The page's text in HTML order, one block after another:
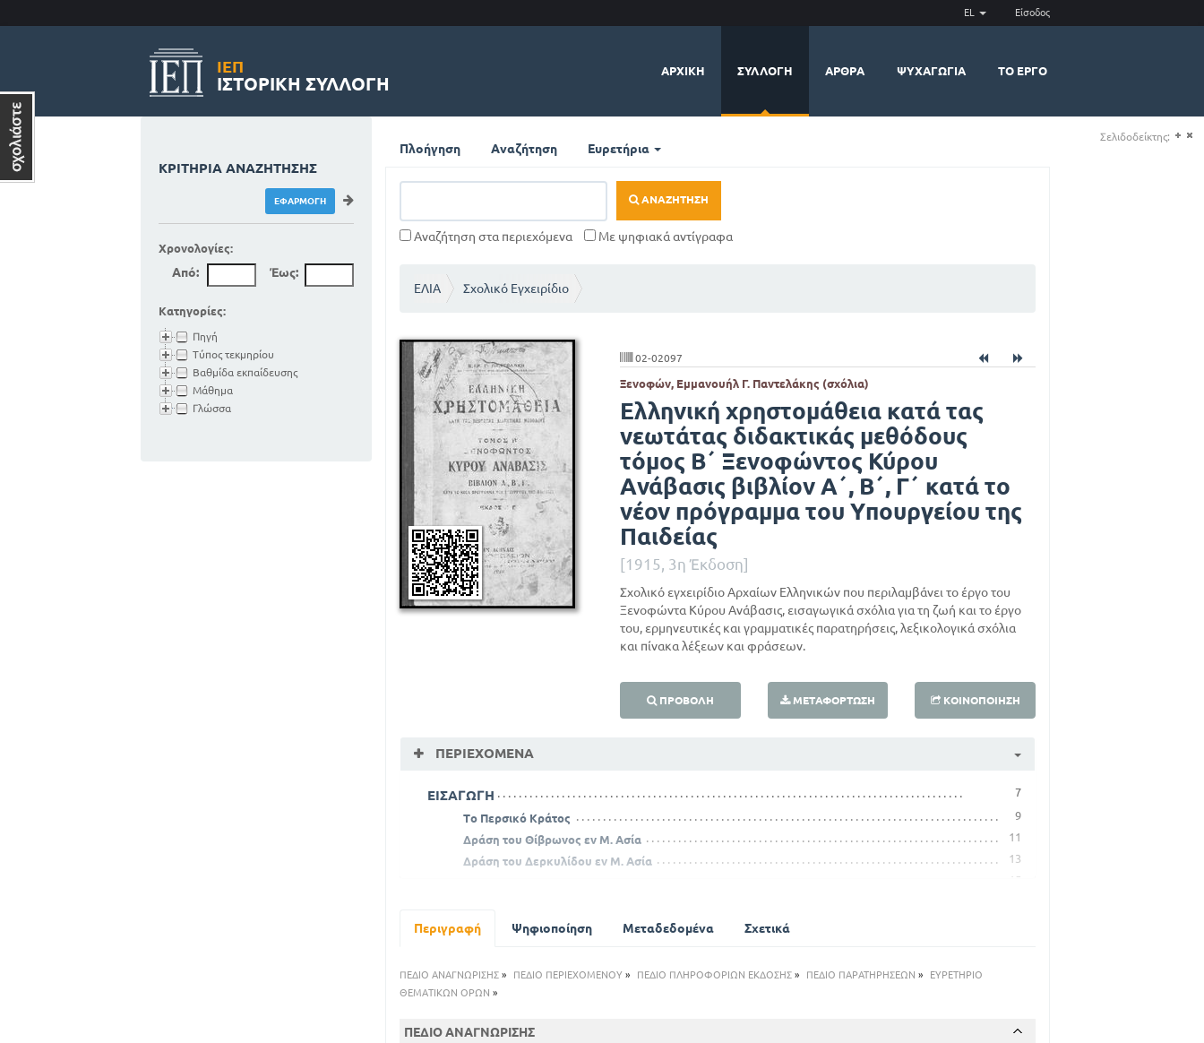
EL Είσοδος
ΙΕΠ
ΙΣΤΟΡΙΚΉ ΣΥΛΛΟΓΉ
ΑΡΧΙΚΉ ΣΥΛΛΟΓΉ ΆΡΘΡΑ ΨΥΧΑΓΩΓΊΑ ΤΟ ΈΡΓΟ
Πλοήγηση Αναζήτηση Ευρετήρια
ΑΝΑΖΉΤΗΣΗ
Αναζήτηση στα περιεχόμενα Με ψηφιακά αντίγραφα
ΕΛΙΑ Σχολικό Εγχειρίδιο
02-02097
Ξενοφών, Εμμανουήλ Γ. Παντελάκης (σχόλια)
Ελληνική χρηστομάθεια κατά τας
νεωτάτας διδακτικάς μεθόδους
τόμος Β΄ Ξενοφώντος Κύρου
Ανάβασις βιβλίον Α΄, Β΄, Γ΄ κατά το
νέον πρόγραμμα του Υπουργείου της
Παιδείας
[1915, 3η Έκδοση]
Σχολικό εγχειρίδιο Αρχαίων Ελληνικών που περιλαμβάνει το έργο του
Ξενοφώντα Κύρου Ανάβασις, εισαγωγικά σχόλια για τη ζωή και το έργο
του, ερμηνευτικές και γραμματικές παρατηρήσεις, λεξικολογικά σχόλια
και πίνακα λέξεων και φράσεων.
ΠΡΟΒΟΛΉ ΜΕΤΑΦΌΡΤΩΣΗ ΚΟΙΝΟΠΟΊΗΣΗ
ΠΕΡΙΕΧΌΜΕΝΑ
ΕΙΣΑΓΩΓΗ 7
Το Περσικό Κράτος
9
Δράση του Θίβρωνος εν Μ. Ασία
11
Δράση του Δερκυλίδου εν Μ. Ασία
13
15
Ενέργειες του Τιθραύστου εν τη κυρίως Ελλάδα κατά των Λακεδαιμωνίων
Δράση του Θίβρωνος εν Μ. Ασία
Ο Δερκυλίδας συνεχίζει την δράση του στη Μ. Ασία
Ανάκληση υπό των Λακεδαιμονίων του Αγησιλάου εκ της Μ. Ασίας
50
Περιγραφή Ψηφιοποίηση Μεταδεδομένα Σχετικά
ΠΕΔΙΟ ΑΝΑΓΝΩΡΙΣΗΣ» ΠΕΔΙΟ ΠΕΡΙΕΧΟΜΕΝΟΥ» ΠΕΔΙΟ ΠΛΗΡΟΦΟΡΙΩΝ ΕΚΔΟΣΗΣ» ΠΕΔΙΟ ΠΑΡΑΤΗΡΗΣΕΩΝ »
ΕΥΡΕΤΗΡΙΟ
ΘΕΜΑΤΙΚΩΝ ΟΡΩΝ »
ΠΕΔΙΟ ΑΝΑΓΝΩΡΙΣΗΣ
ΚΡΙΤΉΡΙΑ ΑΝΑΖΉΤΗΣΗΣ
Χρονολογίες:
Από: Έως:
Κατηγορίες:
Πηγή
Τύπος τεκμηρίου
Βαθμίδα εκπαίδευσης
Μάθημα
Γλώσσα
Σελιδοδείκτης: